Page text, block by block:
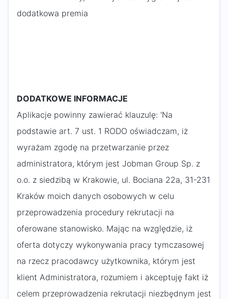
dodatkowa premia
DODATKOWE INFORMACJE
Aplikacje powinny zawierać klauzulę: 'Na
podstawie art. 7 ust. 1 RODO oświadczam, iż
wyrażam zgodę na przetwarzanie przez
administratora, którym jest Jobman Group Sp. z
o.o. z siedzibą w Krakowie, ul. Bociana 22a, 31-231
Kraków moich danych osobowych w celu
przeprowadzenia procedury rekrutacji na
oferowane stanowisko. Mając na względzie, iż
oferta dotyczy wykonywania pracy tymczasowej
na rzecz pracodawcy użytkownika, którym jest
klient Administratora, rozumiem i akceptuję fakt iż
celem przeprowadzenia rekrutacji niezbędnym jest